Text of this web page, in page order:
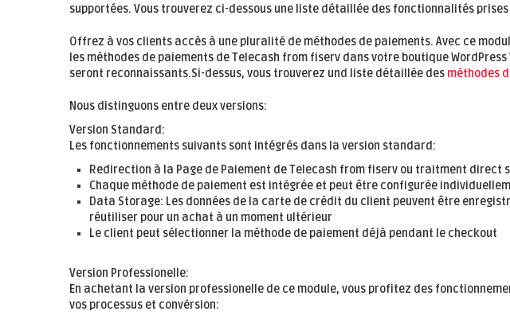
supportées. Vous trouverez ci-dessous une liste détaillée des fonctionnalités prises
Offrez à vos clients accès à une pluralité de méthodes de paiements. Avec ce
les méthodes de paiements de Telecash from fiserv dans votre boutique WordPress
seront reconnaissants.Si-dessus, vous trouverez und liste détaillée des méthodes
Nous distinguons entre deux versions:
Version Standard:
Les fonctionnements suivants sont intégrés dans la version standard:
Redirection à la Page de Paiement de Telecash from fiserv ou traitment direct
Chaque méthode de paiement est intégrée et peut être configurée
Data Storage: Les données de la carte de crédit du client peuvent être
réutiliser pour un achat à un moment ultérieur
Le client peut sélectionner la méthode de paiement déjà pendant le checkout
Version Professionelle:
En achetant la version professionelle de ce module, vous profitez des
vos processus et convérsion: